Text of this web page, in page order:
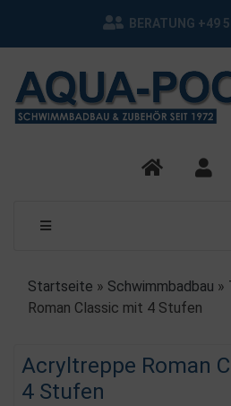
BERATUNG +49
Startseite » Schwimmbadbau »
Roman Classic mit 4 Stufen
Acryltreppe Roman
4 Stufen